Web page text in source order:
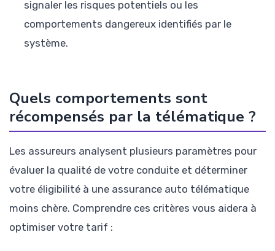
signaler les risques potentiels ou les
comportements dangereux identifiés par le
système.
Quels comportements sont
récompensés par la télématique ?
Les assureurs analysent plusieurs paramètres pour
évaluer la qualité de votre conduite et déterminer
votre éligibilité à une assurance auto télématique
moins chère. Comprendre ces critères vous aidera à
optimiser votre tarif :